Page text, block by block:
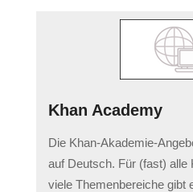
Khan Academy
04-
05
Die Khan-Akademie-
auf Deutsch. Für (fast) alle
viele Themenbereiche gibt